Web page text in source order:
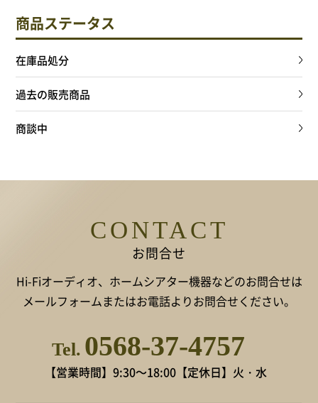
商品ステータス
在庫品処分
過去の販売商品
商談中
CONTACT
お問合せ
Hi-Fiオーディオ、ホームシアター機器などのお問合せは
メールフォームまたはお電話よりお問合せください。
Tel. 0568-37-4757
【営業時間】9:30～18:00【定休日】火・水